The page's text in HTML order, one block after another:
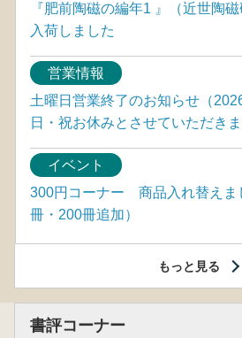
『肥前陶磁の編年1 』（近世陶
入荷しました
営業情報
土曜日営業終了のお知らせ（
日・祝お休みとさせていただきま
イベント
300円コーナー 商品入れ替えま
冊・200冊追加）
もっと見る
書評コーナー